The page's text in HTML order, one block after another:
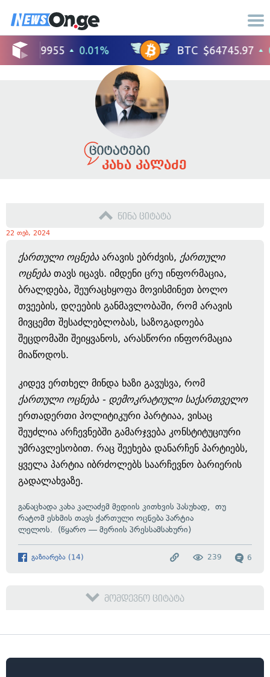
კახა კალაძე
წინა ციტატა
22 თებ, 2024
ქართული ოცნებაარავის ებრძვის, ქართული
ოცნებათავს იცავს. იმდენი ცრუ ინფორმაცია,
ბრალდება, შეურაცხყოფა მოვისმინეთ ბოლო
თვეების, დღეების განმავლობაში, რომ არავის
მივცემთ შესაძლებლობას, საზოგადოება
შეცდომაში შეიყვანოს, არასწორი ინფორმაცია
მიაწოდოს.
კიდევ ერთხელ მინდა ხაზი გავუსვა, რომ
ქართული ოცნება - დემოკრატიული საქართველო
ერთადერთი პოლიტიკური პარტიაა, ვისაც
შეუძლია არჩევნებში გამარჯვება კონსტიტუციური
უმრავლესობით. რაც შეეხება დანარჩენ პარტიებს,
ყველა პარტია იბრძოლებს საარჩევნო ბარიერის
გადალახვაზე.
განაცხადა კახა კალაძემ მედიის კითხვის პასუხად, თუ
რატომ ესხმის თავს ქართული ოცნება პარტია
ლელოს. (წყარო — მერიის პრესსამსახური)
გაზიარება (14) 6
239
მომდევნო ციტატა